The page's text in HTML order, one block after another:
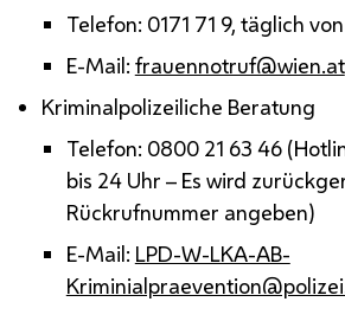
Telefon: 0171 71 9, täglich
E-Mail: frauennotruf@wien.at
Kriminalpolizeiliche Beratung
Telefon: 0800 21 63 46 (
bis 24 Uhr – Es wird
Rückrufnummer angeben)
E-Mail: LPD-W-LKA-AB-